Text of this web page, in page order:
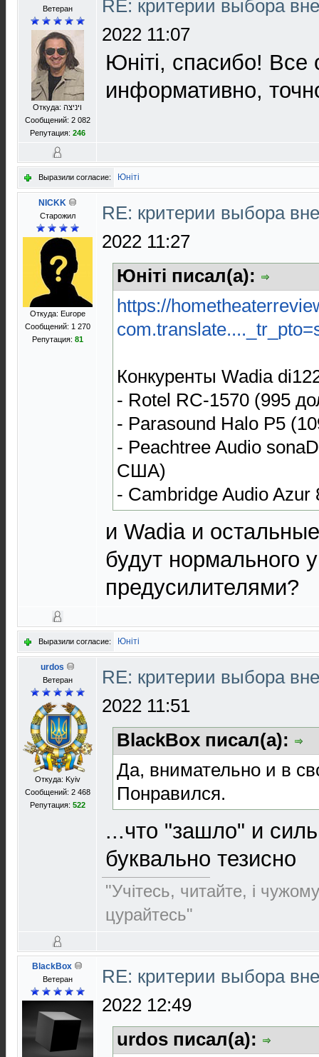
Ветеран
Откуда: ויניצה
Сообщений: 2 082
Репутация: 246
RE: критерии выбора
2022 11:07
Юніті, спасибо! Все
информативно,
Выразили согласие: Юнiтi
NICKK
Старожил
Откуда: Europe
Сообщений: 1 270
Репутация: 81
RE: критерии выбора
2022 11:27
Юнiтi писал(а):
https://
Конкуренты Wadia
- Rotel RC-1570 (995
- Parasound Halo P5
- Peachtree Audio
США)
- Cambridge Audio
и Wadia и
будут нормального
предусилителями?
Выразили согласие: Юнiтi
urdos
Ветеран
Откуда: Kyiv
Сообщений: 2 468
Репутация: 522
RE: критерии выбора
2022 11:51
BlackBox писал(а):
Да, внимательно и в
Понравился.
...что "зашло" и
буквально тезисно
"Учітесь, читайте, і
цурайтесь"
BlackBox
Ветеран
RE: критерии выбора
2022 12:49
urdos писал(а):